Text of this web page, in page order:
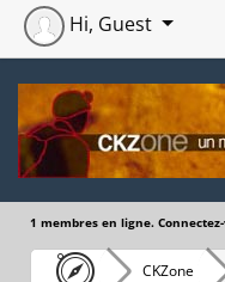
Hi, Guest
1 membres en ligne.
CKZone